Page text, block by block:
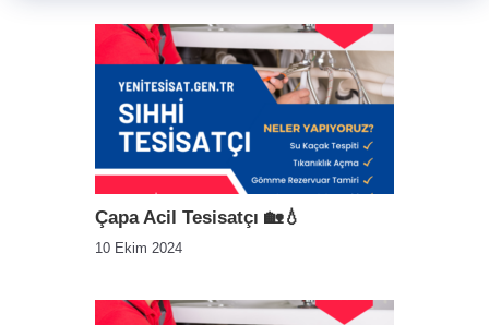
Çapa Acil Tesisatçı 🏡💧
10 Ekim 2024